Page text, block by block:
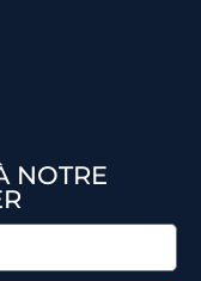
NOTRE